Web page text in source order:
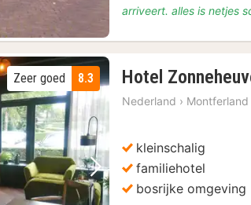
arriveert. alles is netjes
Volgende foto
8.3
Zeer goed Hotel
Nederland › Montferland
kleinschalig
familiehotel
bosrijke omgeving